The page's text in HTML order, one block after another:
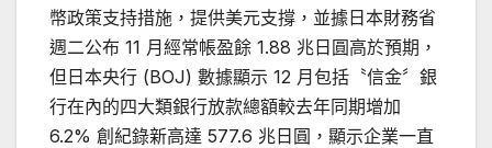
幣政策支持措施，提供美元支撐，並據日本財務省
週二公布 11 月經常帳盈餘 1.88 兆日圓高於預期，
但日本央行 (BOJ) 數據顯示 12 月包括〝信金〞銀
行在內的四大類銀行放款總額較去年同期增加
6.2% 創紀錄新高達 577.6 兆日圓，顯示企業一直